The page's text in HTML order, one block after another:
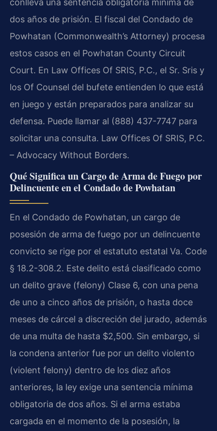
conlleva una sentencia obligatoria mínima de
dos años de prisión. El fiscal del Condado de
Powhatan (Commonwealth’s Attorney) procesa
estos casos en el Powhatan County Circuit
Court. En Law Offices Of SRIS, P.C., el Sr. Sris y
los Of Counsel del bufete entienden lo que está
en juego y están preparados para analizar su
defensa. Puede llamar al (888) 437-7747 para
solicitar una consulta. Law Offices Of SRIS, P.C.
– Advocacy Without Borders.
Qué Significa un Cargo de Arma de Fuego por
Delincuente en el Condado de Powhatan
En el Condado de Powhatan, un cargo de
posesión de arma de fuego por un delincuente
convicto se rige por el estatuto estatal Va. Code
§ 18.2-308.2. Este delito está clasificado como
un delito grave (felony) Clase 6, con una pena
de uno a cinco años de prisión, o hasta doce
meses de cárcel a discreción del jurado, además
de una multa de hasta $2,500. Sin embargo, si
la condena anterior fue por un delito violento
(violent felony) dentro de los diez años
anteriores, la ley exige una sentencia mínima
obligatoria de dos años. Si el arma estaba
cargada en el momento de la posesión, la